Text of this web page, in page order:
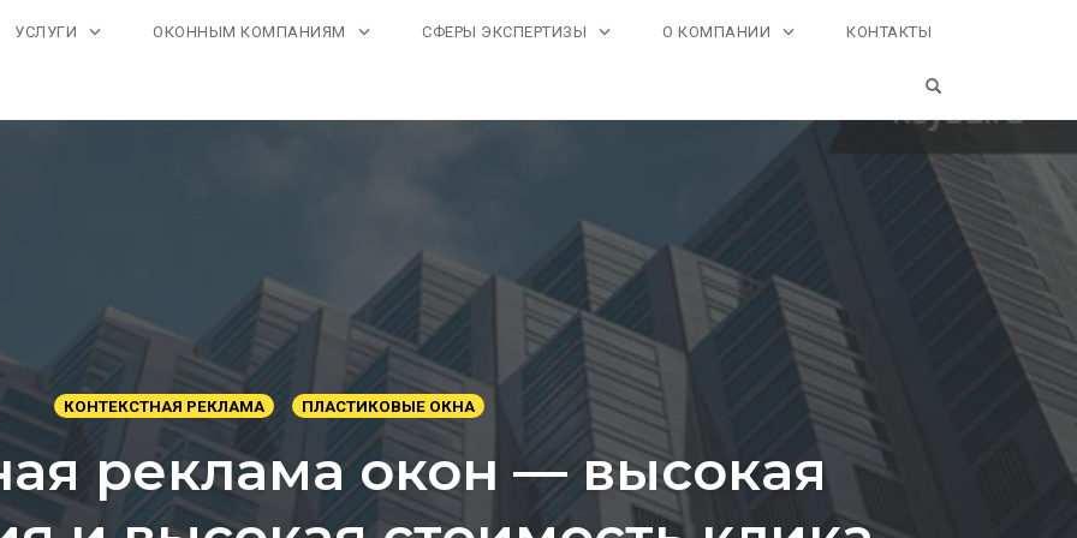
УСЛУГИ ОКОННЫМ КОМПАНИЯМ СФЕРЫ ЭКСПЕРТИЗЫ О КОМПАНИИ КОНТАКТЫ
OPEN SEARCH
КОНТЕКСТНАЯ РЕКЛАМА ПЛАСТИКОВЫЕ ОКНА
реклама окон — высокая